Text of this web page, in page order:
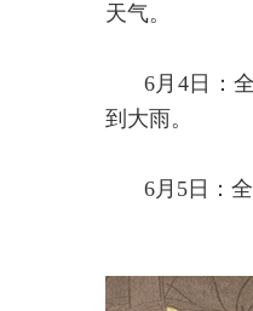
天气。
6月4日：
到大雨。
6月5日：